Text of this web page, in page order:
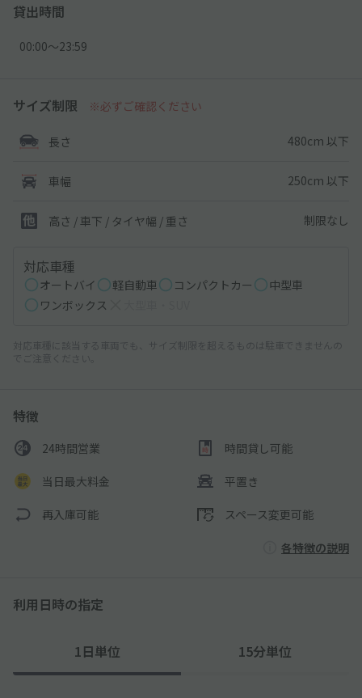
貸出時間
00:00〜23:59
サイズ制限 ※必ずご確認ください
長さ 480cm 以下
車幅 250cm 以下
高さ / 車下 / タイヤ幅 / 重さ 制限なし
対応車種
オートバイ 軽自動車 コンパクトカー
中型車
ワンボックス
対応車種に該当する車両でも、サイズ制限を超えるものは駐車できませんの
でご注意ください。
特徴
24時間営業 時間貸し可能
当日最大料金 平置き
再入庫可能 スペース変更可能
各特徴の説明
利用日時の指定
1日単位 15分単位